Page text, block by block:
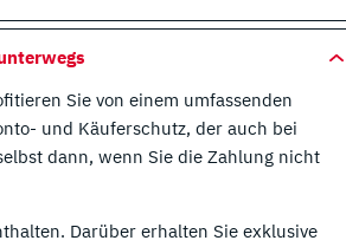
Sie von einem umfassenden
und Käuferschutz, der auch bei
dann, wenn Sie die Zahlung nicht
Darüber erhalten Sie exklusive